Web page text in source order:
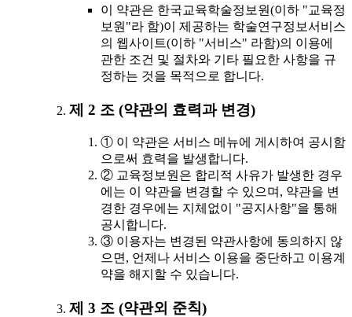
이 약관은 한국교육학술정보원(이하 "교육정
보원"라 함)이 제공하는 학술연구정보서비스
의 웹사이트(이하 "서비스" 라함)의 이용에
관한 조건 및 절차와 기타 필요한 사항을 규
정하는 것을 목적으로 합니다.
제 2 조 (약관의 효력과 변경)
① 이 약관은 서비스 메뉴에 게시하여 공시함
으로써 효력을 발생합니다.
② 교육정보원은 합리적 사유가 발생한 경우
에는 이 약관을 변경할 수 있으며, 약관을 변
경한 경우에는 지체없이 "공지사항"을 통해
공시합니다.
③ 이용자는 변경된 약관사항에 동의하지 않
으면, 언제나 서비스 이용을 중단하고 이용계
약을 해지할 수 있습니다.
제 3 조 (약관외 준칙)